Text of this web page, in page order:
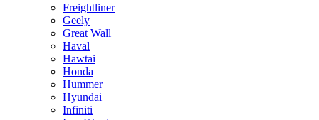
Freightliner
Geely
Great Wall
Haval
Hawtai
Honda
Hummer
Hyundai
Infiniti